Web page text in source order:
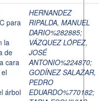
para
la
de
cara
árbol
HERNANDEZ
RIPALDA, MANUEL
DARIO%282885;
VÁZQUEZ LÓPEZ,
JOSÉ
ANTONIO%224870;
GODÍNEZ SALAZAR,
PEDRO
EDUARDO%770182;